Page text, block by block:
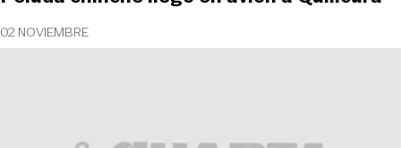
02 NOVIEMBRE